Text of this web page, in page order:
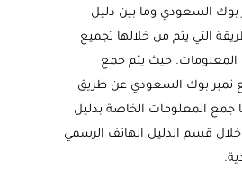
بوك السعودي وما بين دليل
التي يتم من خلالها تجميع
المعلومات. حيث يتم جمع
نمبر بوك السعودي عن طريق
جمع المعلومات الخاصة بدليل
قسم الدليل الهاتف الرسمي